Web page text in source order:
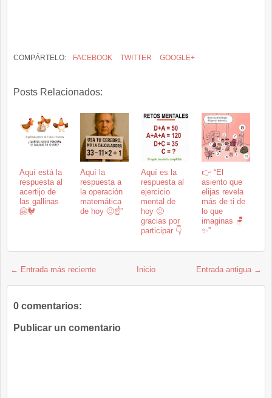
COMPÁRTELO: FACEBOOK TWITTER GOOGLE+
Posts Relacionados:
Aquí está la
respuesta al
acertijo de
las gallinas
🤗🐓
Aquí la
respuesta a
la operación
matemática
de hoy 🙂☝️”
Aquí es la
respuesta al
ejercicio
mental de
hoy 🙂
gracias por
participar 👇
👉 “El
asiento que
elijas revela
más de ti de
lo que
imaginas 🪑
✨”
← Entrada más reciente Entrada antigua →
Inicio
0 comentarios:
Publicar un comentario